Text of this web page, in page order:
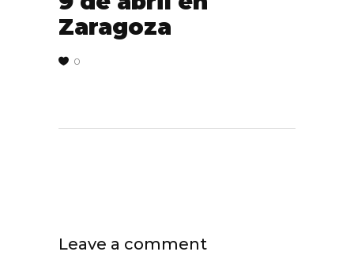
Zaragoza
0
Leave a comment